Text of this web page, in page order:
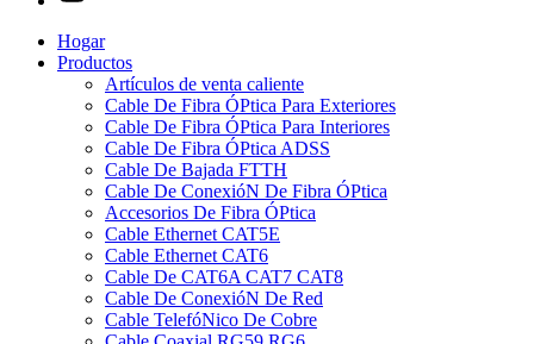
Hogar
Productos
Artículos de venta caliente
Cable De Fibra ÓPtica Para Exteriores
Cable De Fibra ÓPtica Para Interiores
Cable De Fibra ÓPtica ADSS
Cable De Bajada FTTH
Cable De ConexióN De Fibra ÓPtica
Accesorios De Fibra ÓPtica
Cable Ethernet CAT5E
Cable Ethernet CAT6
Cable De CAT6A CAT7 CAT8
Cable De ConexióN De Red
Cable TelefóNico De Cobre